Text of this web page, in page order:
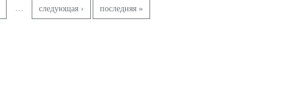
следующая › последняя »